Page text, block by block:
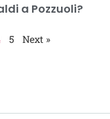
a Pozzuoli?
5 Next »